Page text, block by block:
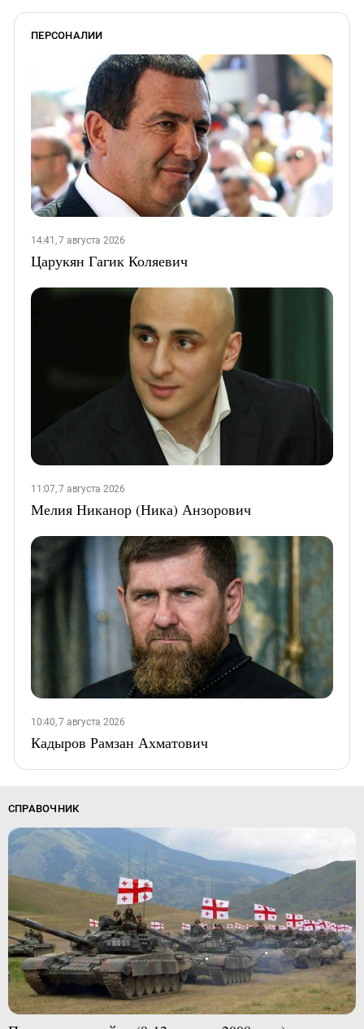
ПЕРСОНАЛИИ
14:41, 7 августа 2026
Царукян Гагик Коляевич
11:07, 7 августа 2026
Мелия Никанор (Ника) Анзорович
10:40, 7 августа 2026
Кадыров Рамзан Ахматович
СПРАВОЧНИК